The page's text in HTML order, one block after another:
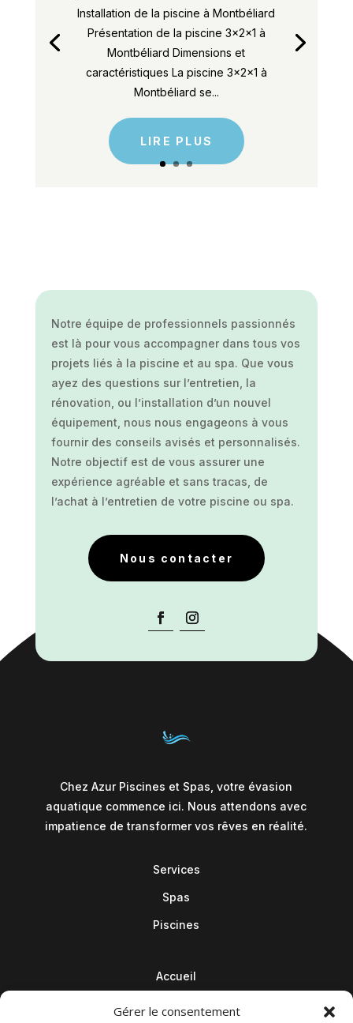
Gérer le consentement
Installation de la piscine à Montbéliard
Présentation de la piscine 3x2x1 à
Montbéliard Dimensions et
caractéristiques La piscine 3x2x1 à
Montbéliard se...
LIRE PLUS
Notre équipe de professionnels passionnés
est là pour vous accompagner dans tous vos
projets liés à la piscine et au spa. Que vous
ayez des questions sur l’entretien, la
rénovation, ou l’installation d’un nouvel
équipement, nous nous engageons à vous
fournir des conseils avisés et personnalisés.
Notre objectif est de vous assurer une
expérience agréable et sans tracas, de
l’achat à l’entretien de votre piscine ou spa.
Nous contacter
Chez Azur Piscines et Spas, votre évasion
aquatique commence ici. Nous attendons avec
impatience de transformer vos rêves en réalité.
Services
Spas
Piscines
Accueil